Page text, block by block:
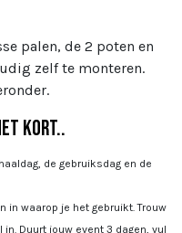
palen, de 2 poten en
zelf te monteren.
kort..
de gebruiksdag en de
in waarop je het gebruikt. Trouw
Duurt jouw event 3 dagen, vul